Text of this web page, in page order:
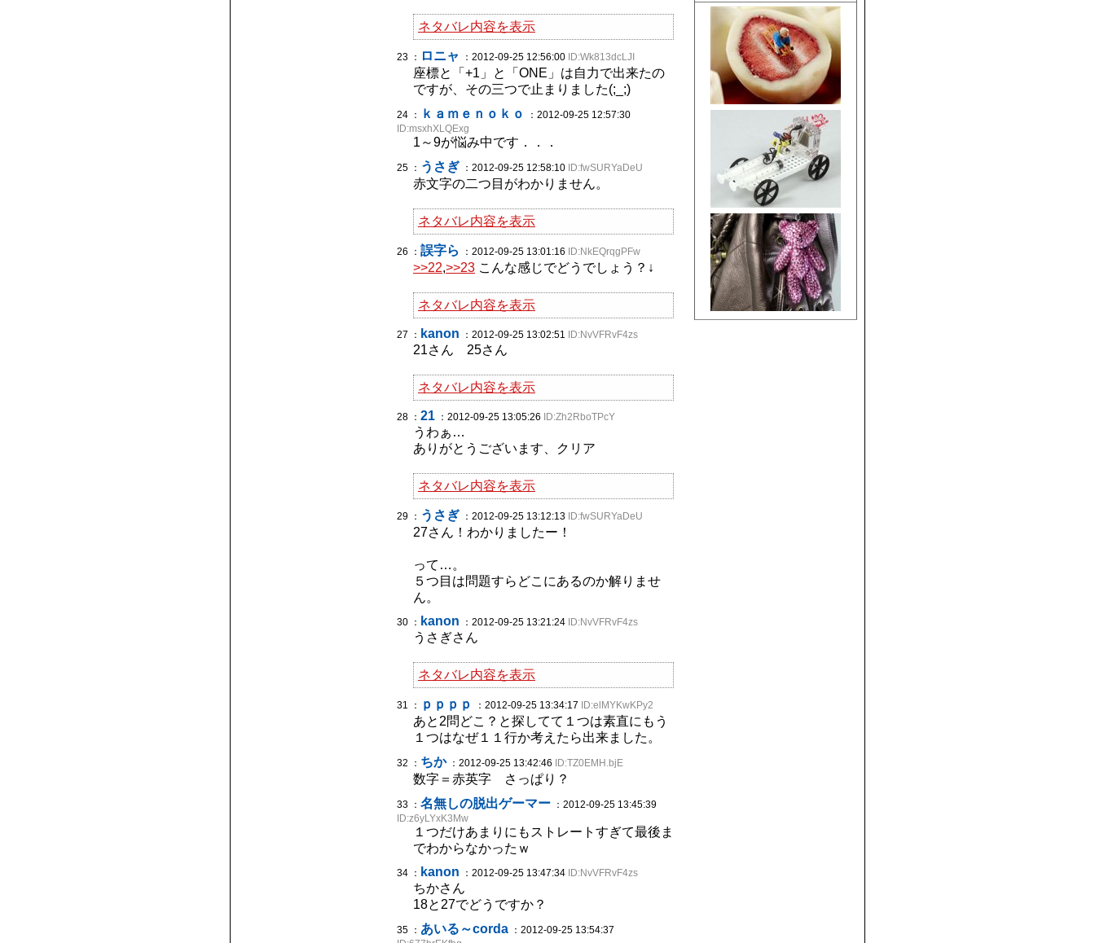
ネタバレ内容を表示
23 ： ロニャ ：2012-09-25 12:56:00 ID:Wk813dcLJI
座標と「+1」と「ONE」は自力で出来たの
ですが、その三つで止まりました(;_;)
24 ： ｋａｍｅｎｏｋｏ
：2012-09-25 12:57:30
ID:msxhXLQExg
1～9が悩み中です．．．
25 ： うさぎ ：2012-09-25 12:58:10 ID:fwSURYaDeU
赤文字の二つ目がわかりません。
ネタバレ内容を表示
26 ： 誤字ら ：2012-09-25 13:01:16 ID:NkEQrqgPFw
>>22,>>23 こんな感じでどうでしょう？↓
ネタバレ内容を表示
27 ： kanon ：2012-09-25 13:02:51 ID:NvVFRvF4zs
21さん 25さん
ネタバレ内容を表示
28 ： 21 ：2012-09-25 13:05:26 ID:Zh2RboTPcY
うわぁ…
ありがとうございます、クリア
ネタバレ内容を表示
29 ： うさぎ ：2012-09-25 13:12:13 ID:fwSURYaDeU
27さん！わかりましたー！
って…。
５つ目は問題すらどこにあるのか解りませ
ん。
30 ： kanon ：2012-09-25 13:21:24 ID:NvVFRvF4zs
うさぎさん
ネタバレ内容を表示
31 ： ｐｐｐｐ ：2012-09-25 13:34:17 ID:elMYKwKPy2
あと2問どこ？と探してて１つは素直にもう
１つはなぜ１１行か考えたら出来ました。
32 ： ちか：2012-09-25 13:42:46 ID:TZ0EMH.bjE
数字＝赤英字 さっぱり？
33 ： 名無しの脱出ゲーマー ：2012-09-25 13:45:39
ID:z6yLYxK3Mw
１つだけあまりにもストレートすぎて最後ま
でわからなかったｗ
34 ： kanon ：2012-09-25 13:47:34 ID:NvVFRvF4zs
ちかさん
18と27でどうですか？
35 ： あいる～corda ：2012-09-25 13:54:37